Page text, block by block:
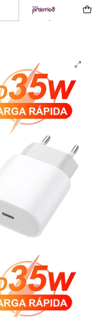
C Usb C Rápido 35w